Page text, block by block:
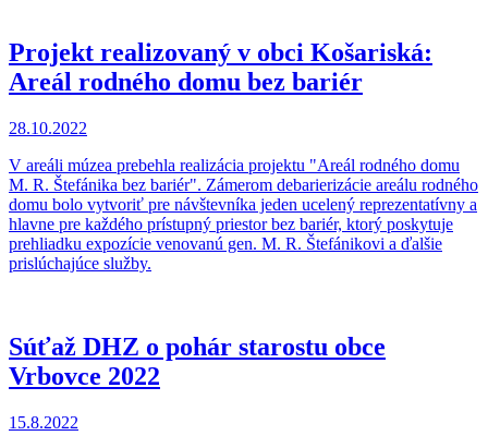
Projekt realizovaný v obci Košariská:
Areál rodného domu bez bariér
28.10.2022
V areáli múzea prebehla realizácia projektu "Areál rodného domu
M. R. Štefánika bez bariér". Zámerom debarierizácie areálu rodného
domu bolo vytvoriť pre návštevníka jeden ucelený reprezentatívny a
hlavne pre každého prístupný priestor bez bariér, ktorý poskytuje
prehliadku expozície venovanú gen. M. R. Štefánikovi a ďalšie
prislúchajúce služby.
Súťaž DHZ o pohár starostu obce
Vrbovce 2022
15.8.2022